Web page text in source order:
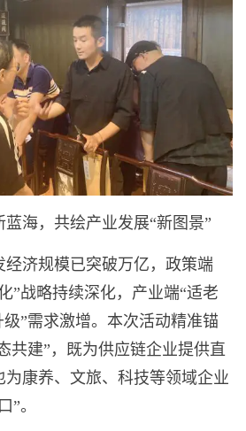
海，共绘产业发展“新图景”
经济规模已突破万亿，政策端
”战略持续深化，产业端“适老
”需求激增。本次活动精准锚
共建”，既为供应链企业提供直
为康养、文旅、科技等领域企业
”。